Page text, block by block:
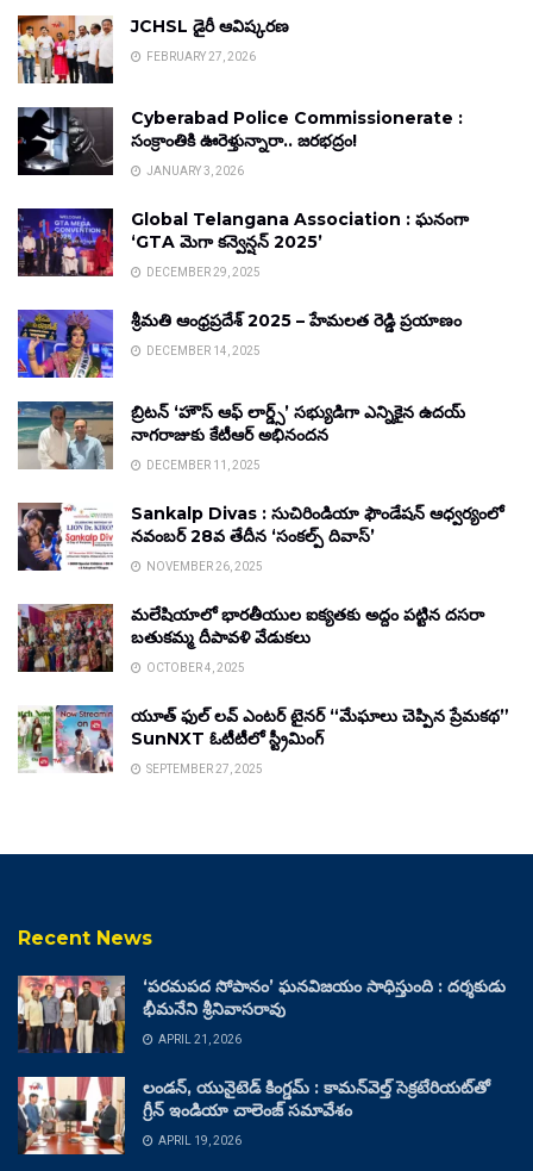
JCHSL డైరీ ఆవిష్కరణ
FEBRUARY 27, 2026
Cyberabad Police Commissionerate :
సంక్రాంతికి ఊరెళ్తున్నారా.. జరభద్రం!
JANUARY 3, 2026
Global Telangana Association : ఘనంగా
‘GTA మెగా కన్వెన్షన్ 2025’
DECEMBER 29, 2025
శ్రీమతి ఆంధ్రప్రదేశ్ 2025 – హేమలత రెడ్డి ప్రయాణం
DECEMBER 14, 2025
బ్రిటన్ ‘హౌస్ ఆఫ్ లార్డ్స్’ సభ్యుడిగా ఎన్నికైన ఉదయ్
నాగరాజుకు కేటీఆర్ అభినందన
DECEMBER 11, 2025
Sankalp Divas : సుచిరిండియా ఫౌండేషన్ ఆధ్వర్యంలో
నవంబర్ 28వ తేదీన ‘సంకల్ప్ దివాస్’
NOVEMBER 26, 2025
మలేషియాలో భారతీయుల ఐక్యతకు అద్దం పట్టిన దసరా
బతుకమ్మ దీపావళి వేడుకలు
OCTOBER 4, 2025
యూత్ ఫుల్ లవ్ ఎంటర్ టైనర్ “మేఘాలు చెప్పిన ప్రేమకథ”
SunNXT ఓటీటీలో స్ట్రీమింగ్
SEPTEMBER 27, 2025
Recent News
‘పరమపద సోపానం’ ఘనవిజయం సాధిస్తుంది : దర్శకుడు
భీమనేని శ్రీనివాసరావు
APRIL 21, 2026
లండన్, యునైటెడ్ కింగ్డమ్ : కామన్‌వెల్త్ సెక్రటేరియట్‌తో
గ్రీన్ ఇండియా చాలెంజ్ సమావేశం
APRIL 19, 2026